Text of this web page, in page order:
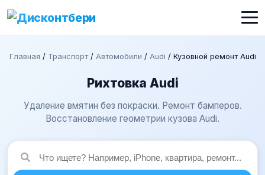
Главная / Транспорт/ Автомобили / Audi / Кузовной ремонт Audi
Рихтовка Audi
Удаление вмятин без покраски. Ремонт бамперов.
Восстановление геометрии кузова Audi.